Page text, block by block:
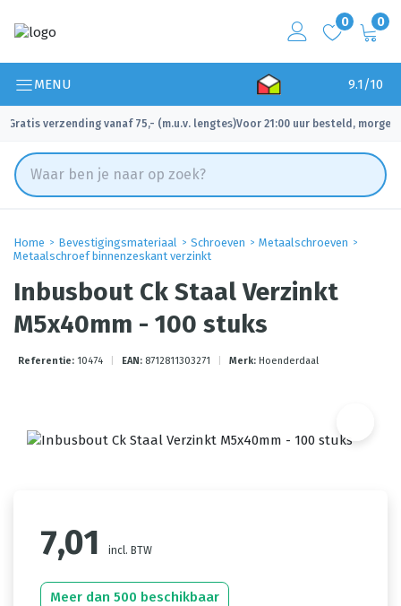
0 0
MENU 9.1/10
Gratis verzending vanaf 75,- (m.u.v. lengtes)
✓ Voor 21:00 uur besteld, morgen
Home Bevestigingsmateriaal Schroeven
Metaalschroeven
Metaalschroef binnenzeskant verzinkt
Inbusbout Ck Staal Verzinkt
M5x40mm - 100 stuks
Referentie: 10474 EAN: 8712811303271 Merk: Hoenderdaal
7,01 incl. BTW
Meer dan 500 beschikbaar